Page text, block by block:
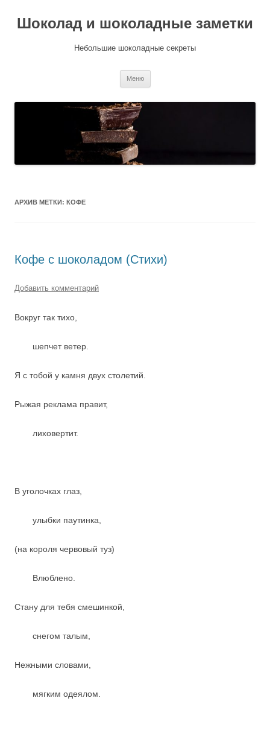
Шоколад и шоколадные заметки
Небольшие шоколадные секреты
Меню
АРХИВ МЕТКИ: КОФЕ
Кофе с шоколадом (Стихи)
Добавить комментарий
Вокруг так тихо,
шепчет ветер.
Я с тобой у камня двух столетий.
Рыжая реклама правит,
лиховертит.
В уголочках глаз,
улыбки паутинка,
(на короля червовый туз)
Влюблено.
Стану для тебя смешинкой,
снегом талым,
Нежными словами,
мягким одеялом.